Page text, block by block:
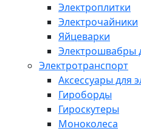
Электроплитки
Электрочайники
Яйцеварки
Электрошвабры
Электротранспорт
Аксессуары для
Гироборды
Гироскутеры
Моноколеса